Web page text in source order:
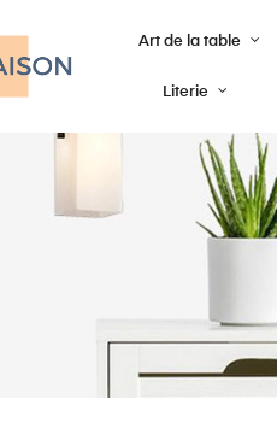
Art de la table
Literie